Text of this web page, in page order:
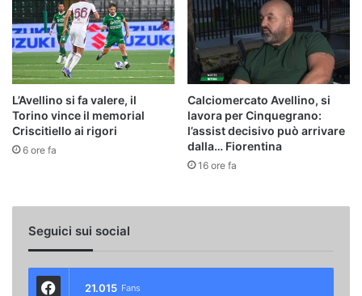
L’Avellino si fa valere, il
Torino vince il memorial
Criscitiello ai rigori
6 ore fa
Calciomercato Avellino, si
lavora per Cinquegrano:
l’assist decisivo può arrivare
dalla… Fiorentina
16 ore fa
Seguici sui social
21.015 Fans